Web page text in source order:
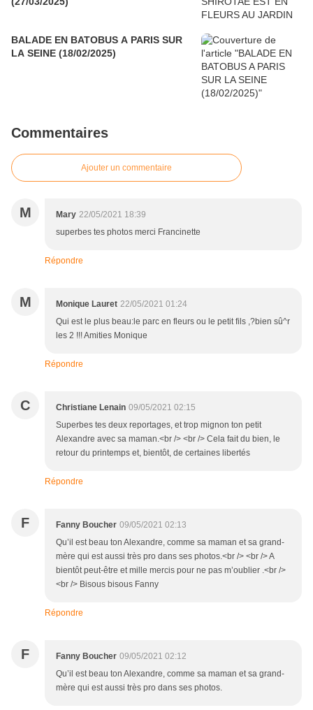
BALADE EN BATOBUS A PARIS SUR
LA SEINE (18/02/2025)
Commentaires
Ajouter un commentaire
M Mary 22/05/2021 18:39
superbes tes photos merci Francinette
Répondre
M Monique Lauret 22/05/2021 01:24
Qui est le plus beau:le parc en fleurs ou le petit fils ,?bien sû^r
les 2 !!! Amities Monique
Répondre
C Christiane Lenain 09/05/2021 02:15
Superbes tes deux reportages, et trop mignon ton petit
Alexandre avec sa maman.<br /> <br /> Cela fait du bien, le
retour du printemps et, bientôt, de certaines libertés
Répondre
F Fanny Boucher 09/05/2021 02:13
Qu’il est beau ton Alexandre, comme sa maman et sa grand-
mère qui est aussi très pro dans ses photos.<br /> <br /> A
bientôt peut-être et mille mercis pour ne pas m’oublier .<br />
<br /> Bisous bisous Fanny
Répondre
F Fanny Boucher 09/05/2021 02:12
Qu’il est beau ton Alexandre, comme sa maman et sa grand-
mère qui est aussi très pro dans ses photos.